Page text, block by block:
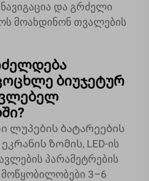
და გრძელი
მოახდინონ თვალების
ბიუჯეტურ
ლუპების ბატარეების
ზომის, LED-ის
პარამეტრების
მოწყობილობები 3–6